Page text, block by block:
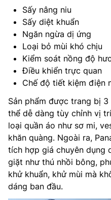
Sấy nâng niu
Sấy diệt khuẩn
Ngăn ngừa dị ứng
Loại bỏ mùi khó chịu
Kiểm soát nồng độ
Điều khiển trực quan
Chế độ tiết kiệm điện
Sản phẩm được trang bị
thể dễ dàng tùy chỉnh vị
loại quần áo như sơ mi,
khăn quàng. Ngoài ra,
tích hợp giá chuyên dụng
giặt như thú nhồi bông,
khử khuẩn, khử mùi mà
dáng ban đầu.